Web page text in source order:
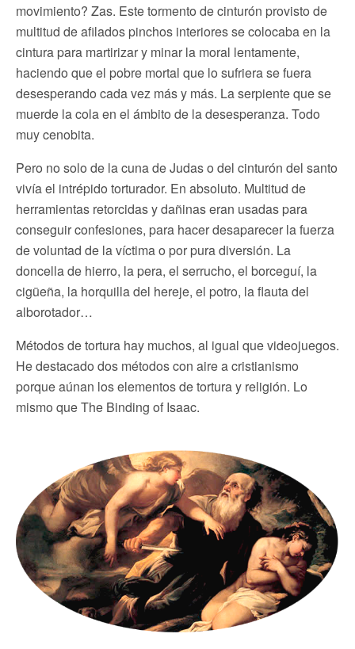
movimiento? Zas. Este tormento de cinturón provisto de
multitud de afilados pinchos interiores se colocaba en la
cintura para martirizar y minar la moral lentamente,
haciendo que el pobre mortal que lo sufriera se fuera
desesperando cada vez más y más. La serpiente que se
muerde la cola en el ámbito de la desesperanza. Todo
muy cenobita.
Pero no solo de la cuna de Judas o del cinturón del santo
vivía el intrépido torturador. En absoluto. Multitud de
herramientas retorcidas y dañinas eran usadas para
conseguir confesiones, para hacer desaparecer la fuerza
de voluntad de la víctima o por pura diversión. La
doncella de hierro, la pera, el serrucho, el borceguí, la
cigüeña, la horquilla del hereje, el potro, la flauta del
alborotador…
Métodos de tortura hay muchos, al igual que videojuegos.
He destacado dos métodos con aire a cristianismo
porque aúnan los elementos de tortura y religión. Lo
mismo que The Binding of Isaac.